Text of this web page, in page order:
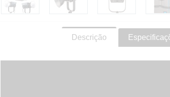
Descrição